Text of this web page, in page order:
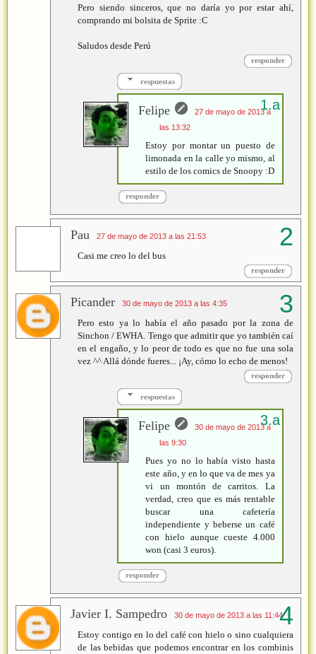
Pero siendo sinceros, que no daría yo por estar ahí,
comprando mi bolsita de Sprite :C
Saludos desde Perú
responder
respuestas
Felipe
27 de mayo de 2013 a
las 13:32
Estoy por montar un puesto de
limonada en la calle yo mismo, al
estilo de los comics de Snoopy :D
responder
Pau 27 de mayo de 2013 a las 21:53
Casi me creo lo del bus
responder
Picander 30 de mayo de 2013 a las 4:35
Pero esto ya lo había el año pasado por la zona de
Sinchon / EWHA. Tengo que admitir que yo también caí
en el engaño, y lo peor de todo es que no fue una sola
vez ^^ Allá dónde fueres... ¡Ay, cómo lo echo de menos!
responder
respuestas
Felipe
30 de mayo de 2013 a
las 9:30
Pues yo no lo había visto hasta
este año, y en lo que va de mes ya
vi un montón de carritos. La
verdad, creo que es más rentable
buscar una cafetería
independiente y beberse un café
con hielo aunque cueste 4.000
won (casi 3 euros).
responder
Javier I. Sampedro 30 de mayo de 2013 a las 11:44
Estoy contigo en lo del café con hielo o sino cualquiera
de las bebidas que podemos encontrar en los combinis